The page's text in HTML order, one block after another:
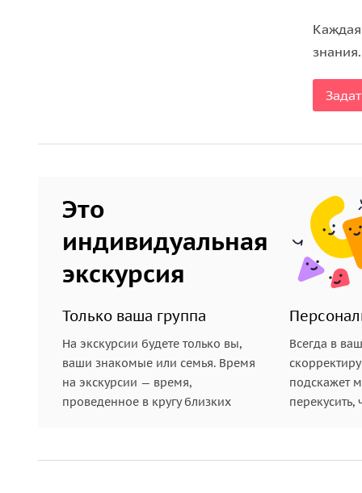
После верховой прогулки начинается самое
яблочками и морковкой,
впечатлениями о поездке.
Это
индивидуальная
экскурсия
Только ваша группа
На экскурсии будете только вы,
ваши знакомые или семья. Время
на экскурсии — время,
проведенное в кругу близких
Всегда в
подскажет
перекусить,